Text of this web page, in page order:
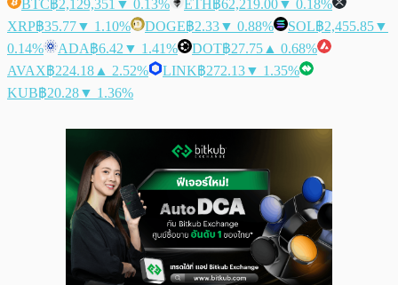
BTC฿2,129,351 ▼ 0.13% ETH฿62,219.00▼ 0.18%
XRP฿35.77▼ 1.10% DOGE฿2.33▼ 0.88% SOL฿2,455.85▼
0.14%
ADA฿6.42 ▼ 1.41% DOT฿27.75 ▲ 0.68%
AVAX฿224.18 ▲ 2.52% LINK฿272.13▼ 1.35%
KUB฿20.28▼ 1.36%